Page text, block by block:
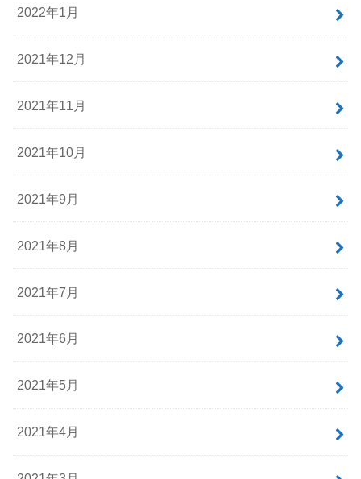
2022年1月
2021年12月
2021年11月
2021年10月
2021年9月
2021年8月
2021年7月
2021年6月
2021年5月
2021年4月